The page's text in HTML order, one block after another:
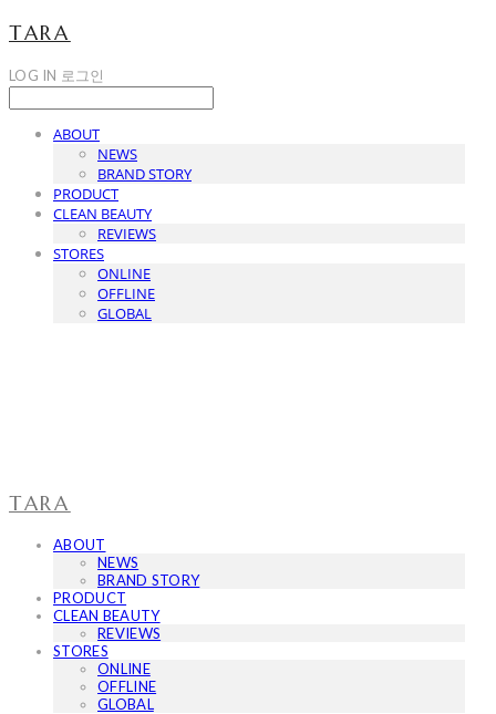
TARA
LOG IN 로그인
ABOUT
NEWS
BRAND STORY
PRODUCT
CLEAN BEAUTY
REVIEWS
STORES
ONLINE
OFFLINE
GLOBAL
TARA
ABOUT
NEWS
BRAND STORY
PRODUCT
CLEAN BEAUTY
REVIEWS
STORES
ONLINE
OFFLINE
GLOBAL